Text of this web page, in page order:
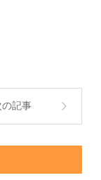
の記事